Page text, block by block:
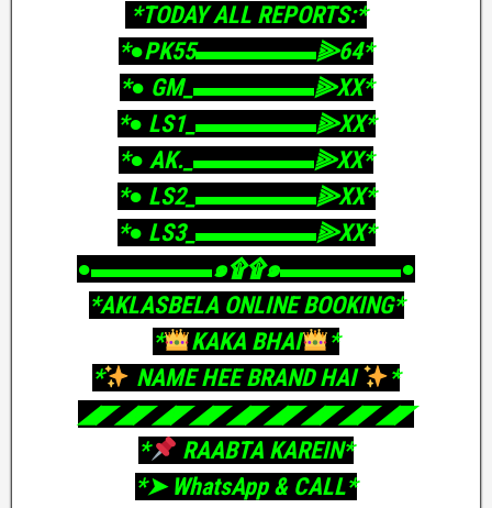
‎ *TODAY ALL REPORTS:*
‎*●PK55▬▬▬▬▬⫸64*
‎*● GM_▬▬▬▬▬⫸XX*
‎*● LS1_▬▬▬▬▬⫸XX*
‎*● AK._▬▬▬▬▬⫸XX*
‎*● LS2_▬▬▬▬▬⫸XX*
‎*● LS3_▬▬▬▬▬⫸XX*
‎●▬▬▬▬▬๑۩۩๑▬▬▬▬▬●
‎*AKLASBELA ONLINE BOOKING*
‎*
KAKA BHAI
*
‎*
NAME HEE BRAND HAI
*
‎◢◤◢◤◢◤◢◤◢◤◢◤◢◤◢◤◢◤
‎*
RAABTA KAREIN*
‎*➤ WhatsApp & CALL*